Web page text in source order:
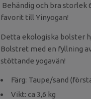
Behändig och bra storlek
favorit till Yinyogan!
Detta ekologiska bolster
Bolstret med en fyllning
stöttande yogavän!
Färg: Taupe/sand
Vikt: ca 3,6 kg